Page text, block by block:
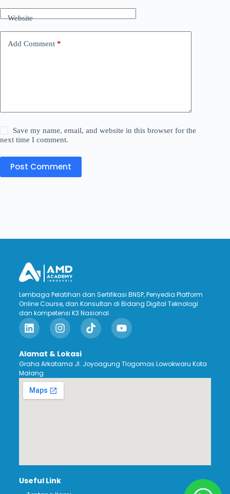
Website
Add Comment *
Save my name, email, and website in this browser for the
next time I comment.
Post Comment
Lembaga Pelatihan dan Sertifikasi BNSP, Penyedia Platform
Online Course, dan Konsultan di Bidang Digital Teknologi
dan kompetensi K3 Nasional.
Alamat & Lokasi
Graha Arkatama Jl. Joyoagung Tlogomas Lowokwaru Kota
Malang
Useful Link